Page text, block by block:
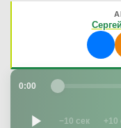
0:00
−10 сек +10